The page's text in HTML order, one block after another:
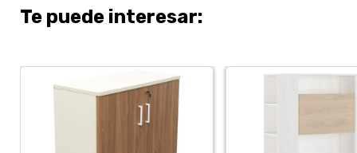
Te puede interesar: